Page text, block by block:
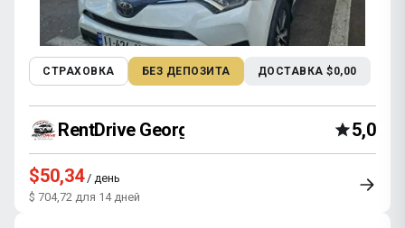
СТРАХОВКА БЕЗ ДЕПОЗИТА ДОСТАВКА $0,00
RentDrive Georgia 5,0
$50,34/ день
$ 704,72 для 14 дней